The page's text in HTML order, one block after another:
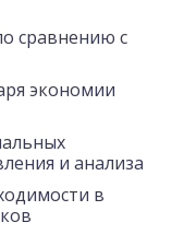
сравнению с
экономии
и анализа
в